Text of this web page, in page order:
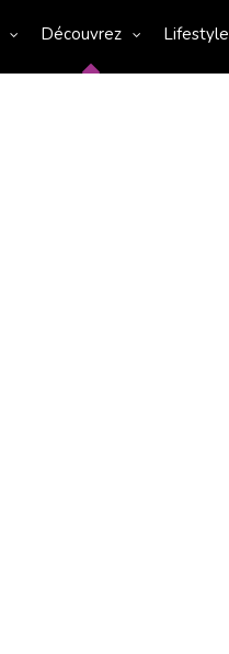
Découvrez Lifestyle